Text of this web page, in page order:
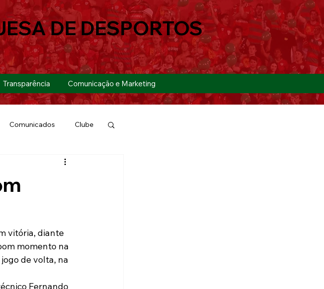
Transparência Comunicação e Marketing
DE DESPORTOS
Comunicados Clube
Sócio-Torcedor
vitória, diante
momento na
de volta, na
Fernando